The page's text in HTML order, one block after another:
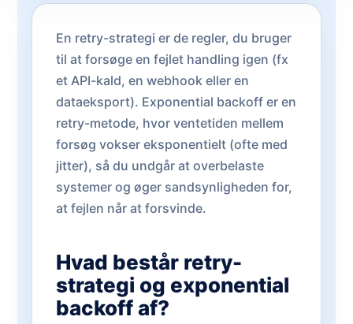
En retry-strategi er de regler, du bruger
til at forsøge en fejlet handling igen (fx
et API-kald, en webhook eller en
dataeksport). Exponential backoff er en
retry-metode, hvor ventetiden mellem
forsøg vokser eksponentielt (ofte med
jitter), så du undgår at overbelaste
systemer og øger sandsynligheden for,
at fejlen når at forsvinde.
Hvad består retry-
strategi og exponential
backoff af?